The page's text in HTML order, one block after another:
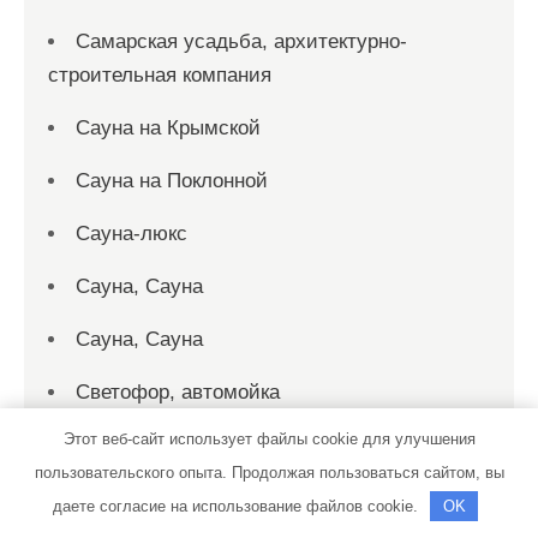
Самарская усадьба, архитектурно-
строительная компания
Сауна на Крымской
Сауна на Поклонной
Сауна-люкс
Сауна, Сауна
Сауна, Сауна
Светофор, автомойка
Светофор, автомойка
Этот веб-сайт использует файлы cookie для улучшения
пользовательского опыта. Продолжая пользоваться сайтом, вы
даете согласие на использование файлов cookie.
OK